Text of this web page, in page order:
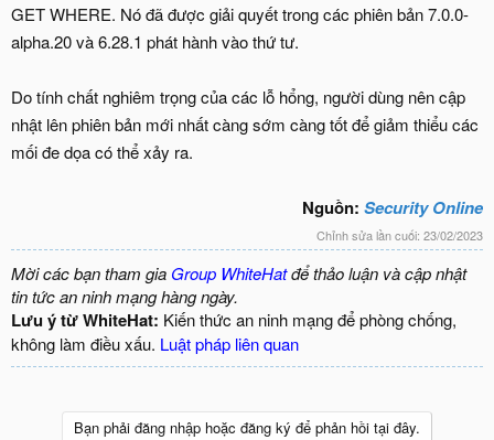
GET WHERE. Nó đã được giải quyết trong các phiên bản 7.0.0-
alpha.20 và 6.28.1 phát hành vào thứ tư.
Do tính chất nghiêm trọng của các lỗ hổng, người dùng nên cập
nhật lên phiên bản mới nhất càng sớm càng tốt để giảm thiểu các
mối đe dọa có thể xảy ra.
Nguồn: Security Online
Chỉnh sửa lần cuối: 23/02/2023
Mời các bạn tham gia Group WhiteHatđể thảo luận và cập nhật
tin tức an ninh mạng hàng ngày.
Lưu ý từ WhiteHat: Kiến thức an ninh mạng để phòng chống,
không làm điều xấu. Luật pháp liên quan
Bạn phải đăng nhập hoặc đăng ký để phản hồi tại đây.